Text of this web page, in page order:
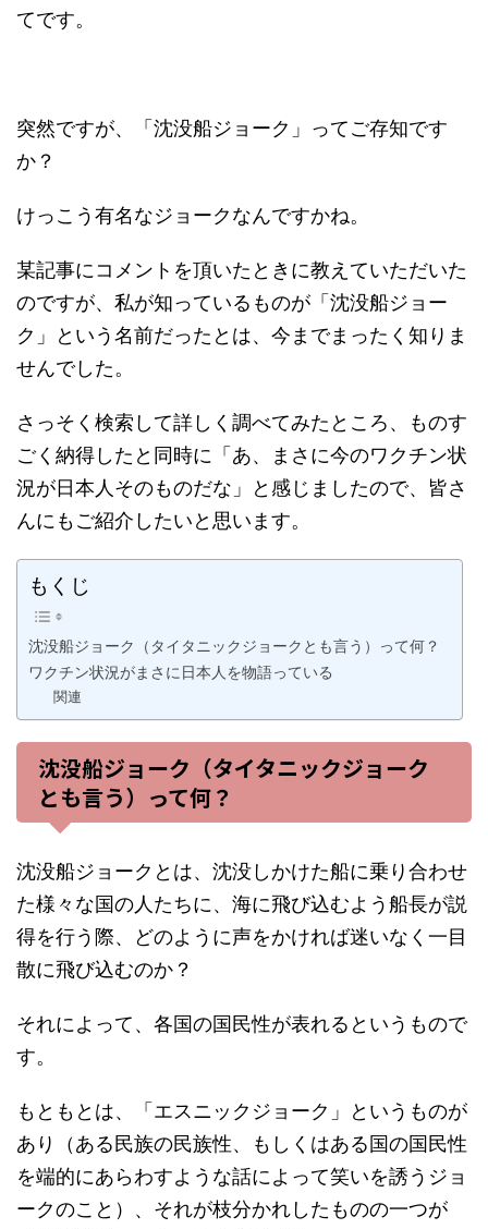
てです。
突然ですが、「沈没船ジョーク」ってご存知です
か？
けっこう有名なジョークなんですかね。
某記事にコメントを頂いたときに教えていただいた
のですが、私が知っているものが「沈没船ジョー
ク」という名前だったとは、今までまったく知りま
せんでした。
さっそく検索して詳しく調べてみたところ、ものす
ごく納得したと同時に「あ、まさに今のワクチン状
況が日本人そのものだな」と感じましたので、皆さ
んにもご紹介したいと思います。
もくじ
沈没船ジョーク（タイタニックジョークとも言う）って何？
ワクチン状況がまさに日本人を物語っている
関連
沈没船ジョーク（タイタニックジョーク
とも言う）って何？
沈没船ジョークとは、沈没しかけた船に乗り合わせ
た様々な国の人たちに、海に飛び込むよう船長が説
得を行う際、どのように声をかければ迷いなく一目
散に飛び込むのか？
それによって、各国の国民性が表れるというもので
す。
もともとは、「エスニックジョーク」というものが
あり（ある民族の民族性、もしくはある国の国民性
を端的にあらわすような話によって笑いを誘うジョ
ークのこと）、それが枝分かれしたものの一つが